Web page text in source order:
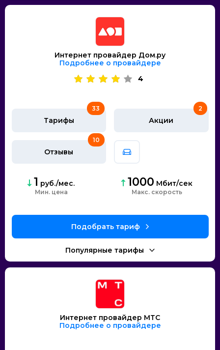
Интернет провайдер Дом.ру
Подробнее о провайдере
4
Тарифы
33
Акции
2
Отзывы
10
1 руб./мес.
Мин. цена
1000 Мбит/сек
скорость
Интернет провайдер МТС
Подробнее о провайдере